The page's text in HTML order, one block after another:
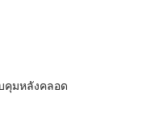
คุมหลังคลอด